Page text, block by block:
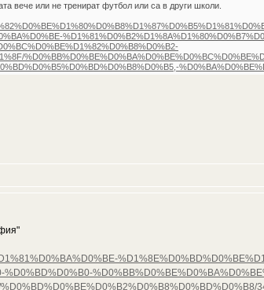
вече или не тренират футбол или са в други школи.